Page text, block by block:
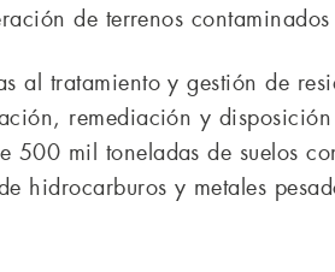
de terrenos
al tratamiento y gestión de
remediación y
500 mil toneladas de suelos
hidrocarburos y metales